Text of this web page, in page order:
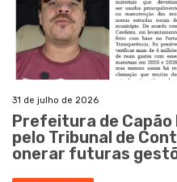
31 de julho de 2026
Prefeitura de
pelo Tribunal de
onerar futuras